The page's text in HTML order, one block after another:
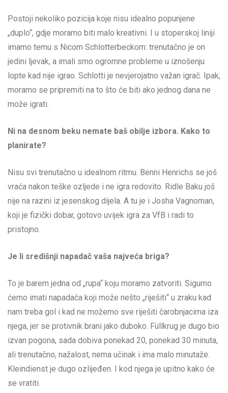
Postoji nekoliko pozicija koje nisu idealno popunjene
„duplo“, gdje moramo biti malo kreativni. I u stoperskoj liniji
imamo temu s Nicom Schlotterbeckom: trenutačno je on
jedini ljevak, a imali smo ogromne probleme u iznošenju
lopte kad nije igrao. Schlotti je nevjerojatno važan igrač. Ipak,
moramo se pripremiti na to što će biti ako jednog dana ne
može igrati.
Ni na desnom beku nemate baš obilje izbora. Kako to
planirate?
Nisu svi trenutačno u idealnom ritmu. Benni Henrichs se još
vraća nakon teške ozljede i ne igra redovito. Ridle Baku još
nije na razini iz jesenskog dijela. A tu je i Josha Vagnoman,
koji je fizički dobar, gotovo uvijek igra za VfB i radi to
pristojno.
Je li središnji napadač vaša najveća briga?
To je barem jedna od „rupa“ koju moramo zatvoriti. Sigurno
ćemo imati napadača koji može nešto „riješiti“ u zraku kad
nam treba gol i kad ne možemo sve riješiti čarobnjacima iza
njega, jer se protivnik brani jako duboko. Füllkrug je dugo bio
izvan pogona, sada dobiva ponekad 20, ponekad 30 minuta,
ali trenutačno, nažalost, nema učinak i ima malo minutaže.
Kleindienst je dugo ozlijeđen. I kod njega je upitno kako će
se vratiti.